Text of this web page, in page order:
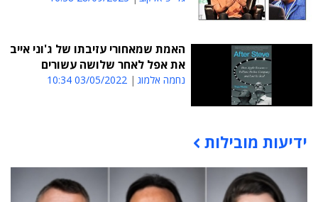
האמת שמאחורי עזיבתו של ג'וני אייב
את אפל לאחר שלושה עשורים
נחמה אלמוג 03/05/2022 10:34
תוכן פרסומי
ידיעות מובילות